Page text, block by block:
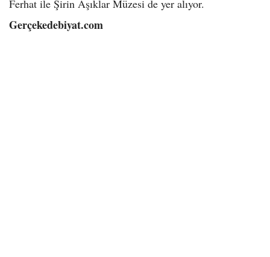
Ferhat ile Şirin Aşıklar Müzesi de yer alıyor.
Gerçekedebiyat.com